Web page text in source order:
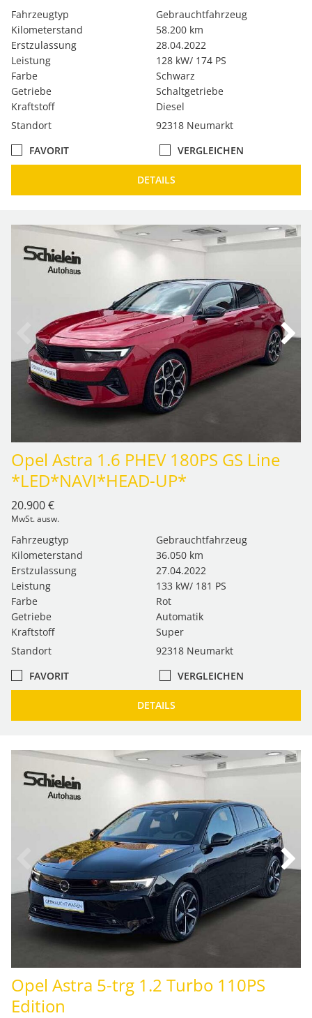
Fahrzeugtyp
Gebrauchtfahrzeug
Kilometerstand
58.200 km
Erstzulassung
28.04.2022
Leistung
128 kW/ 174 PS
Farbe
Schwarz
Getriebe
Schaltgetriebe
Kraftstoff
Diesel
Standort
92318 Neumarkt
FAVORIT
VERGLEICHEN
DETAILS
Opel Astra 1.6 PHEV 180PS GS Line
*LED*NAVI*HEAD-UP*
20.900 €
MwSt. ausw.
Fahrzeugtyp
Gebrauchtfahrzeug
Kilometerstand
36.050 km
Erstzulassung
27.04.2022
Leistung
133 kW/ 181 PS
Farbe
Rot
Getriebe
Automatik
Kraftstoff
Super
Standort
92318 Neumarkt
FAVORIT
VERGLEICHEN
DETAILS
Opel Astra 5-trg 1.2 Turbo 110PS
Edition